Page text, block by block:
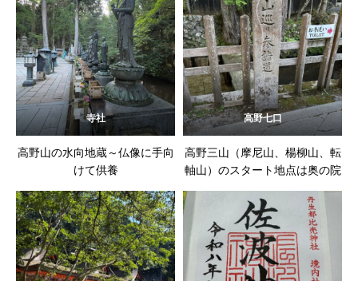
寺社
高野山の水向地蔵～仏像に手向
けて供養
高野七口
高野三山（摩尼山、楊柳山、転
軸山）のスタート地点は奥の院